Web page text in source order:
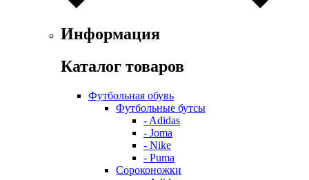
Информация
Каталог товаров
Футбольная обувь
Футбольные бутсы
- Adidas
- Joma
- Nike
- Puma
Сороконожки